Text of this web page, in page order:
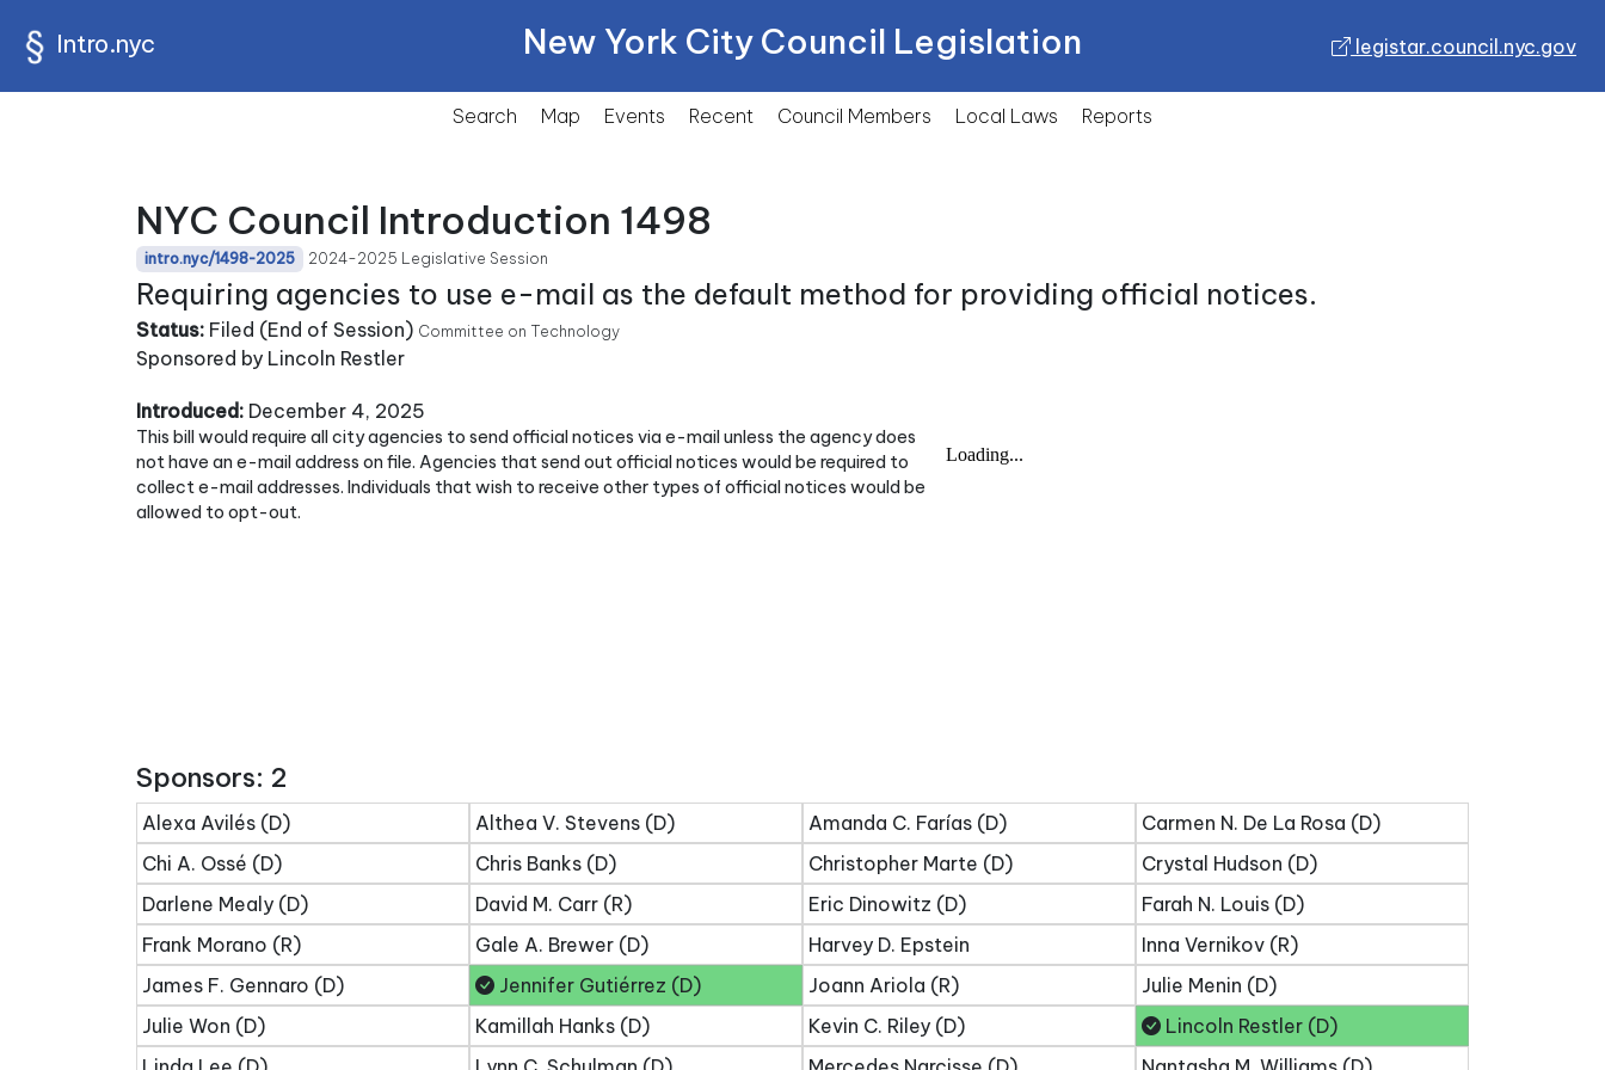
Intro.nyc New York City Council Legislation legistar.council.nyc.gov
Search Map Events Recent Council Members Local Laws Reports
NYC Council Introduction 1498
intro.nyc/1498-2025 2024-2025 Legislative Session
Requiring agencies to use e-mail as the default method for providing official notices.
Status: Filed (End of Session) Committee on Technology
Sponsored by Lincoln Restler
Introduced: December 4, 2025
This bill would require all city agencies to send official notices via e-mail unless the agency does
not have an e-mail address on file. Agencies that send out official notices would be required to
collect e-mail addresses. Individuals that wish to receive other types of official notices would be
allowed to opt-out.
Sponsors: 2
Alexa Avilés (D) Althea V. Stevens (D) Amanda C. Farías (D)
Carmen N. De La Rosa (D)
Chi A. Ossé (D)
Chris Banks (D) Christopher Marte (D)
Crystal Hudson (D)
Darlene Mealy (D)
David M. Carr (R) Eric Dinowitz (D)
Farah N. Louis (D)
Frank Morano (R)
Gale A. Brewer (D) Harvey D. Epstein
Inna Vernikov (R)
James F. Gennaro (D)
Jennifer Gutiérrez (D) Joann Ariola (R)
Julie Menin (D)
Julie Won (D)
Kamillah Hanks (D) Kevin C. Riley (D)
Lincoln Restler (D)